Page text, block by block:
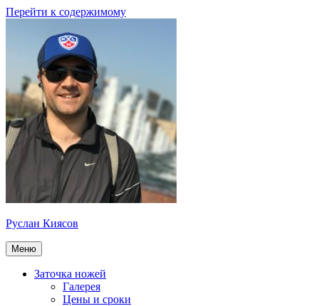
Перейти к содержимому
Руслан Киясов
Меню
Заточка ножей
Галерея
Цены и сроки